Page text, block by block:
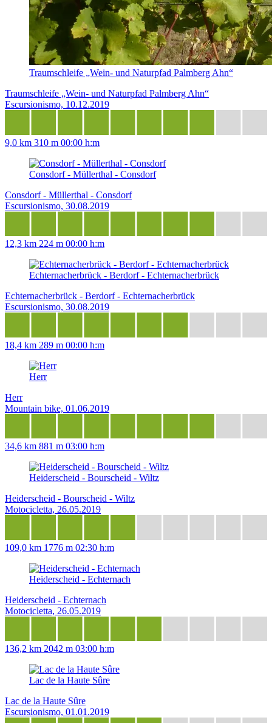
Traumschleife „Wein- und Naturpfad Palmberg Ahn“
Traumschleife „Wein- und Naturpfad Palmberg Ahn“
Escursionismo, 10.12.2019
9,0 km 310 m 00:00 h:m
Consdorf - Müllerthal - Consdorf
Consdorf - Müllerthal - Consdorf
Escursionismo, 30.08.2019
12,3 km 224 m 00:00 h:m
Echternacherbrück - Berdorf - Echternacherbrück
Echternacherbrück - Berdorf - Echternacherbrück
Escursionismo, 30.08.2019
18,4 km 289 m 00:00 h:m
Herr
Herr
Mountain bike, 01.06.2019
34,6 km 881 m 03:00 h:m
Heiderscheid - Bourscheid - Wiltz
Heiderscheid - Bourscheid - Wiltz
Motocicletta, 26.05.2019
109,0 km 1776 m 02:30 h:m
Heiderscheid - Echternach
Heiderscheid - Echternach
Motocicletta, 26.05.2019
136,2 km 2042 m 03:00 h:m
Lac de la Haute Sûre
Lac de la Haute Sûre
Escursionismo, 01.01.2019